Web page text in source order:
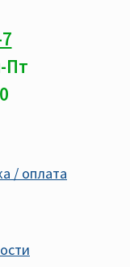
Пт
/ оплата